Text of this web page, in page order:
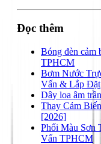
Đọc thêm
Bóng đèn cảm
TPHCM
Bơm Nước
Vấn & Lắp Đặt
Dây loa âm
Thay Cảm
[2026]
Phối Màu Sơn
Vấn TPHCM